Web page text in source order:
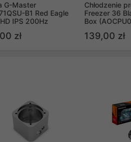
G-Master
B1 Red Eagle
IPS 200Hz
zł
Chłodzenie
Freezer 36
Box
139,00 zł